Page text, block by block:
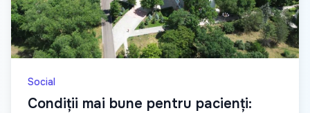
Social
Condiții mai bune pentru pacienți: